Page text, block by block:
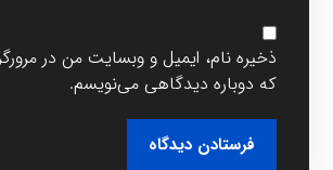
ذخیره نام، ایمیل و وبسایت من در
که دوباره دیدگاهی می‌نویسم.
فرستادن دیدگاه